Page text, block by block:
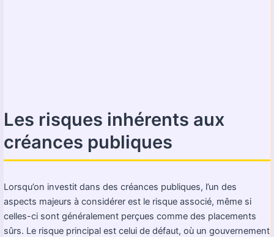
Les risques inhérents aux
créances publiques
Lorsqu’on investit dans des créances publiques, l’un des
aspects majeurs à considérer est le risque associé, même si
celles-ci sont généralement perçues comme des placements
sûrs. Le risque principal est celui de défaut, où un gouvernement